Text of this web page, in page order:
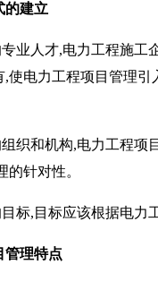
的建立
人才,电力工程施工
使电力工程项目管理
和机构,电力工程项
的针对性。
,目标应该根据电力工
管理特点